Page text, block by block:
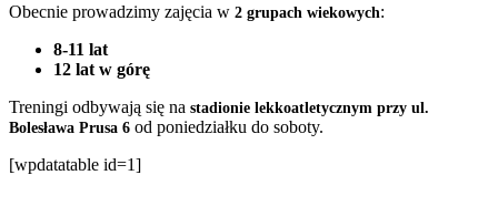
Obecnie prowadzimy zajęcia w 2 grupach wiekowych:
8-11 lat
12 lat w górę
Treningi odbywają się na stadionie lekkoatletycznym przy ul.
Bolesława Prusa 6 od poniedziałku do soboty.
[wpdatatable id=1]